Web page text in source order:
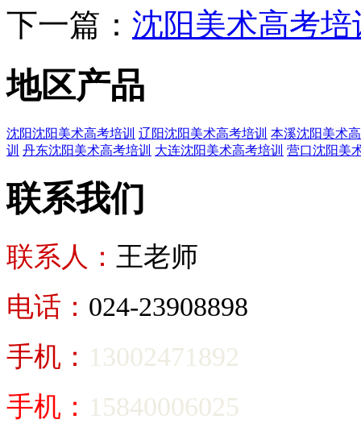
下一篇： 沈阳美术高考培
地区产品
沈阳沈阳美术高考培训 辽阳沈阳美术高考培训 本溪沈阳美术
训 丹东沈阳美术高考培训 大连沈阳美术高考培训 营口沈阳美
联系我们
联系人： 王老师
电话： 024-23908898
手机： 13002471892
手机： 15840006025